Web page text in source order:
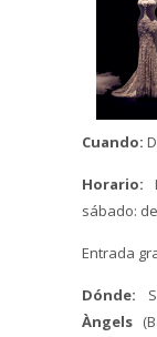
Cuando:
Horario:
sábado:
Entrada
Dónde:
Àngels